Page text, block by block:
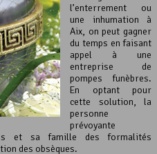
l’enterrement ou
une inhumation à
Aix, on peut gagner
du temps en faisant
appel à une
entreprise de
pompes funèbres.
En optant pour
cette solution, la
personne
prévoyante
et sa famille des formalités
des obsèques.